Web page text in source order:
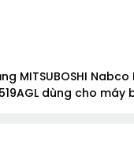
MITSUBOSHI Nabco
dùng cho máy